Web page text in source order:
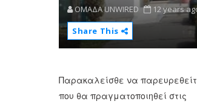
OMAΔΑ UNWIRED 12 years
Share This
Παρακαλείσθε να
που θα πραγματοποιηθεί στις